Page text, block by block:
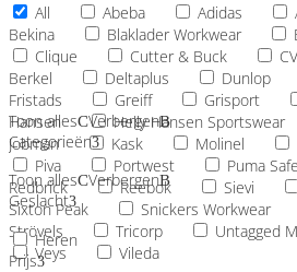
All
Abeba Adidas
Bekina
Blaklader Workwear
Clique
Cutter & Buck
Berkel
Deltaplus Dunlop
Fristads
Greiff Grisport
Hansen
Helly Hansen Sportswear
Jobman
Kask Molinel
Piva
Portwest Puma
Redbrick
Reebok Sievi
Sixton Peak
Snickers Workwear
Strövels
Tricorp Untagged
Veys
Vileda
Toon alles Verbergen
Categorieën
Toon alles Verbergen
Geslacht
Heren
Prijs